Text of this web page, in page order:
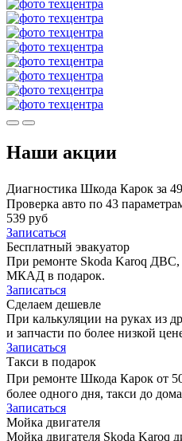
Наши акции
Диагностика Шкода Карок за
Проверка авто по 43
539 руб
Записаться
Бесплатный эвакуатор
При ремонте Skoda Karoq ДВС,
МКАД в подарок.
Записаться
Сделаем дешевле
При калькуляции на руках из
и запчасти по более низкой
Записаться
Такси в подарок
При ремонте Шкода Карок от
более одного дня, такси до
Записаться
Мойка двигателя
Мойка двигателя Skoda Karoq